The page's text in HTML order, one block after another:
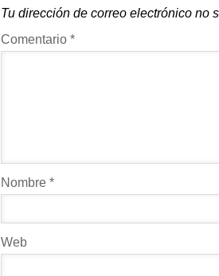
Tu dirección de correo electrónico no
Comentario *
Nombre *
Web